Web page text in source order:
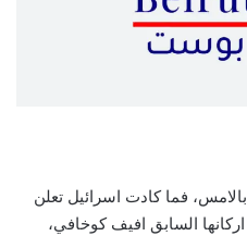
فما كادت اسرائيل تعلن
السابق افيف كوخافي،